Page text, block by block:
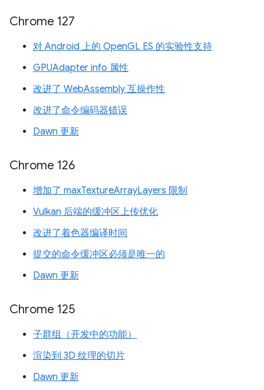
Chrome 127
对 Android 上的 OpenGL ES 的实验性支持
GPUAdapter info 属性
改进了 WebAssembly 互操作性
改进了命令编码器错误
Dawn 更新
Chrome 126
增加了 maxTextureArrayLayers 限制
Vulkan 后端的缓冲区上传优化
改进了着色器编译时间
提交的命令缓冲区必须是唯一的
Dawn 更新
Chrome 125
子群组（开发中的功能）
渲染到 3D 纹理的切片
Dawn 更新